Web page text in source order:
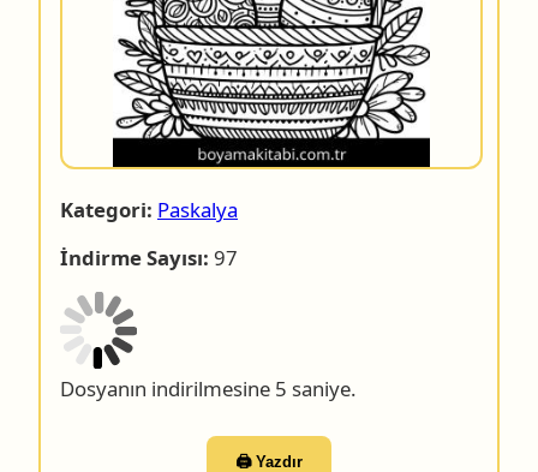
Kategori: Paskalya
İndirme Sayısı: 97
Dosyanın indirilmesine 4 saniye.